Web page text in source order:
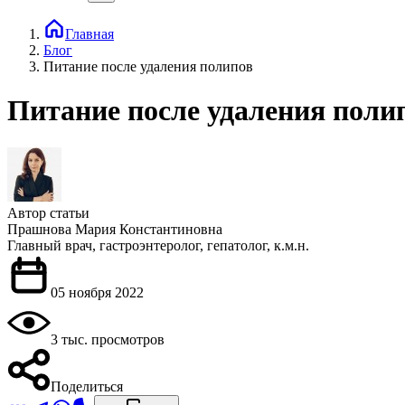
Главная
Блог
Питание после удаления полипов
Питание после удаления
Автор статьи
Прашнова Мария Константиновна
Главный врач, гастроэнтеролог, гепатолог, к.м.н.
05 ноября 2022
3 тыс. просмотров
Поделиться